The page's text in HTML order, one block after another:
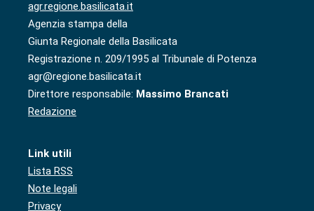
agr.regione.basilicata.it
Agenzia stampa della
Giunta Regionale della Basilicata
Registrazione n. 209/1995 al Tribunale di Potenza
agr@regione.basilicata.it
Direttore responsabile: Massimo Brancati
Redazione
Link utili
Lista RSS
Note legali
Privacy